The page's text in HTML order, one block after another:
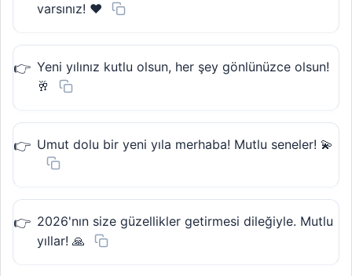
varsınız! ❤️
Yeni yılınız kutlu olsun, her şey gönlünüzce olsun!
🥂
Umut dolu bir yeni yıla merhaba! Mutlu seneler! 💫
2026'nın size güzellikler getirmesi dileğiyle. Mutlu
yıllar! 🙏